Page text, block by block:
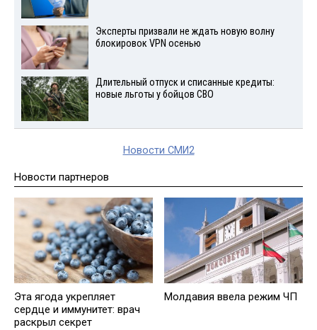
Эксперты призвали не ждать новую волну
блокировок VPN осенью
Длительный отпуск и списанные кредиты:
новые льготы у бойцов СВО
Новости СМИ2
Новости партнеров
Эта ягода укрепляет
сердце и иммунитет: врач
раскрыл секрет
Молдавия ввела режим ЧП